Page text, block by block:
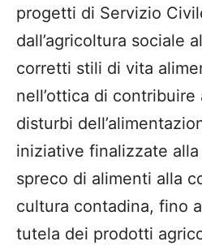
progetti di Servizio
dall’agricoltura sociale
corretti stili di vita
nell’ottica di
disturbi
iniziative finalizzate
spreco di alimenti alla
cultura contadina, fino
tutela dei prodotti